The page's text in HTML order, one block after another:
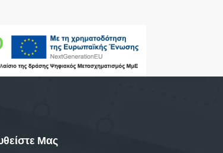
Μας